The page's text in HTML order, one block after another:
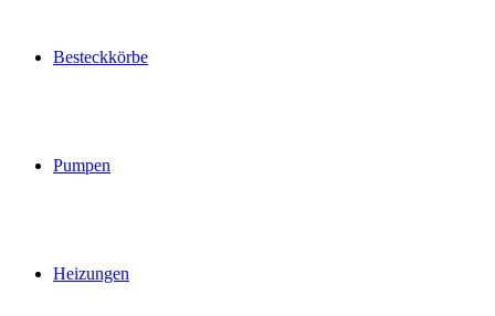
Besteckkörbe
Pumpen
Heizungen